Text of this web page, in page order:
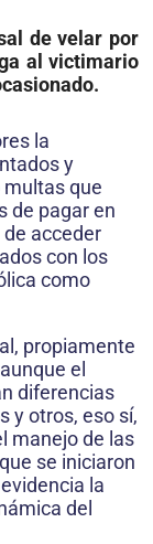
de velar por
al victimario
la
y
que
de pagar en
acceder
con los
como
propiamente
el
diferencias
y otros, eso sí,
manejo de las
se iniciaron
la
del